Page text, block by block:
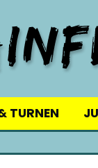
TURNEN